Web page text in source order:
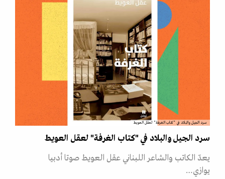
سرد الجيل والبلاد في "كتاب الغرفة" لعقل العويط
سرد الجيل والبلاد في "كتاب الغرفة" لعقل العويط
يعدّ الكاتب والشاعر اللبناني عقل العويط صوتا أدبيا
يوازي…